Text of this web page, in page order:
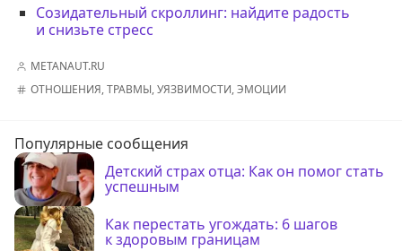
Созидательный скроллинг: найдите радость
и снизьте стресс
METANAUT.RU
ОТНОШЕНИЯ,ТРАВМЫ,УЯЗВИМОСТИ,ЭМОЦИИ
Популярные сообщения
Детский страх отца: Как он помог стать
успешным
Как перестать угождать: 6 шагов
к здоровым границам